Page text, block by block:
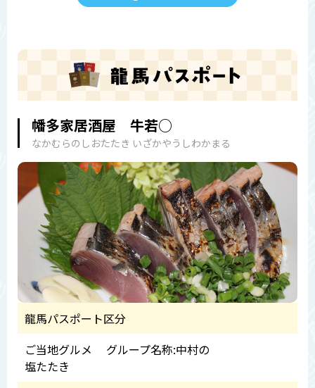
幡多家居酒屋 牛若○
なかむらのしおたたき いざかやうしわかまる
龍馬パスポート区分
ご当地グルメ グループ名称:中村の
塩たたき